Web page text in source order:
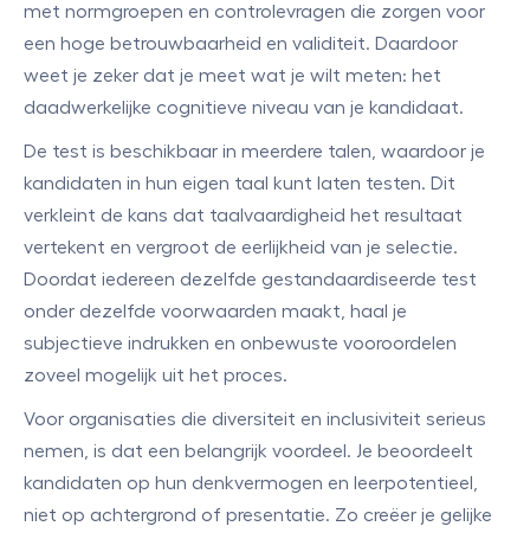
met normgroepen en controlevragen die zorgen voor
een hoge betrouwbaarheid en validiteit. Daardoor
weet je zeker dat je meet wat je wilt meten: het
daadwerkelijke cognitieve niveau van je kandidaat.
De test is beschikbaar in meerdere talen, waardoor je
kandidaten in hun eigen taal kunt laten testen. Dit
verkleint de kans dat taalvaardigheid het resultaat
vertekent en vergroot de eerlijkheid van je selectie.
Doordat iedereen dezelfde gestandaardiseerde test
onder dezelfde voorwaarden maakt, haal je
subjectieve indrukken en onbewuste vooroordelen
zoveel mogelijk uit het proces.
Voor organisaties die diversiteit en inclusiviteit serieus
nemen, is dat een belangrijk voordeel. Je beoordeelt
kandidaten op hun denkvermogen en leerpotentieel,
niet op achtergrond of presentatie. Zo creëer je gelijke